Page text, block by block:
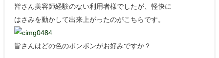
皆さん美容師経験のない利用者様でしたが、軽快に
はさみを動かして出来上がったのがこちらです。
皆さんはどの色のボンボンがお好みですか？